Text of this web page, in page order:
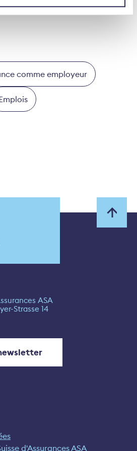
comme employeur
ASA
Strasse 14
d'Assurances ASA